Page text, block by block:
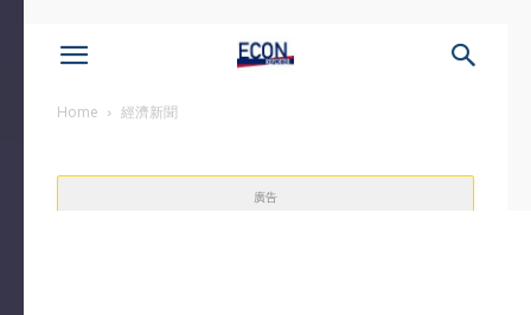
Home 經濟新聞
廣告